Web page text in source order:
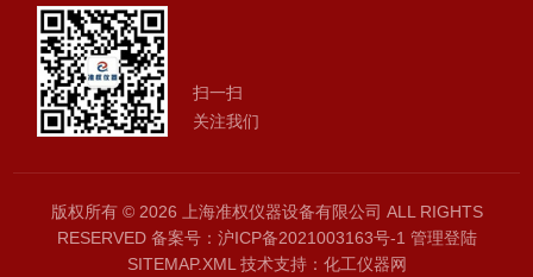
扫一扫
关注我们
版权所有 © 2026 上海准权仪器设备有限公司 ALL RIGHTS
RESERVED 备案号：沪ICP备2021003163号-1 管理登陆
SITEMAP.XML技术支持： 化工仪器网